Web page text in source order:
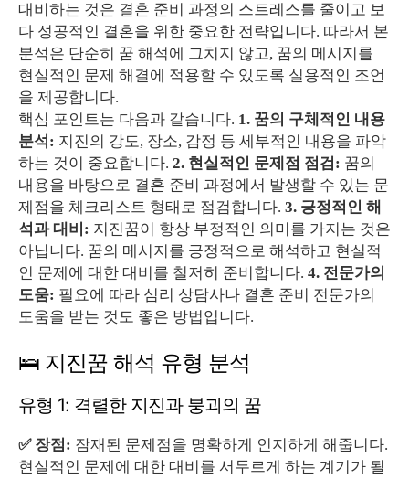
대비하는 것은 결혼 준비 과정의 스트레스를 줄이고 보
다 성공적인 결혼을 위한 중요한 전략입니다. 따라서 본
분석은 단순히 꿈 해석에 그치지 않고, 꿈의 메시지를
현실적인 문제 해결에 적용할 수 있도록 실용적인 조언
을 제공합니다.
핵심 포인트는 다음과 같습니다. 1. 꿈의 구체적인 내용
분석: 지진의 강도, 장소, 감정 등 세부적인 내용을 파악
하는 것이 중요합니다. 2. 현실적인 문제점 점검: 꿈의
내용을 바탕으로 결혼 준비 과정에서 발생할 수 있는 문
제점을 체크리스트 형태로 점검합니다. 3. 긍정적인 해
석과 대비: 지진꿈이 항상 부정적인 의미를 가지는 것은
아닙니다. 꿈의 메시지를 긍정적으로 해석하고 현실적
인 문제에 대한 대비를 철저히 준비합니다. 4. 전문가의
도움: 필요에 따라 심리 상담사나 결혼 준비 전문가의
도움을 받는 것도 좋은 방법입니다.
🛌 지진꿈 해석 유형 분석
유형 1: 격렬한 지진과 붕괴의 꿈
✅ 장점: 잠재된 문제점을 명확하게 인지하게 해줍니다.
현실적인 문제에 대한 대비를 서두르게 하는 계기가 될